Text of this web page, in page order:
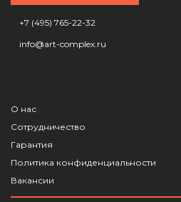
+7 (495) 765-22-32
info@art-complex.ru
О нас
Сотрудничество
Гарантия
Политика конфиденциальности
Вакансии